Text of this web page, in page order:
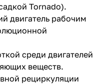
Tornado).
двигатель рабочим
среди двигателей
веществ.
рециркуляции